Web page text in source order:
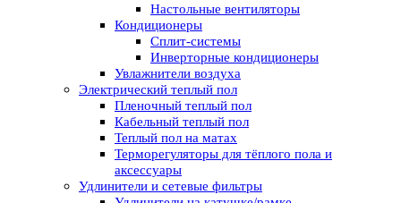
Настольные вентиляторы
Кондиционеры
Сплит-системы
Инверторные кондиционеры
Увлажнители воздуха
Электрический теплый пол
Пленочный теплый пол
Кабельный теплый пол
Теплый пол на матах
Терморегуляторы для тёплого пола и
аксессуары
Удлинители и сетевые фильтры